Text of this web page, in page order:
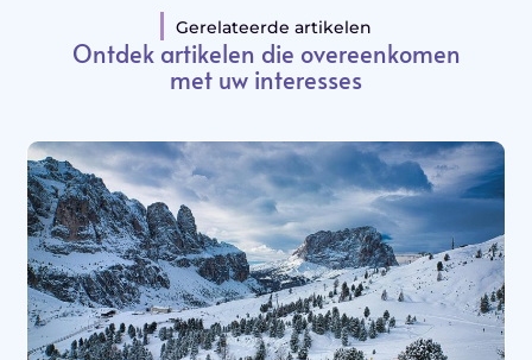
Gerelateerde artikelen
Ontdek artikelen die overeenkomen
met uw interesses